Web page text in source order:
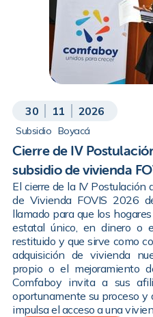
30 11 2026
Subsidio Boyacá
Cierre de IV
subsidio de vivienda
El cierre de la IV Postulación
de Vivienda FOVIS 2026
llamado para que los
estatal único, en dinero o
restituido y que sirve como
adquisición de vivienda
propio o el mejoramiento
Comfaboy invita a sus
oportunamente su proceso
impulsa el acceso a una